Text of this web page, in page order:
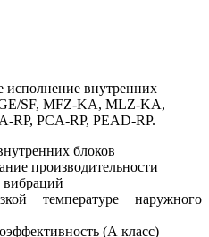
исполнение внутренних
SF, MFZ-KA, MLZ-KA,
RP, PCA-RP, PEAD-RP.
блоков
производительности
температуре наружного
(А класс)